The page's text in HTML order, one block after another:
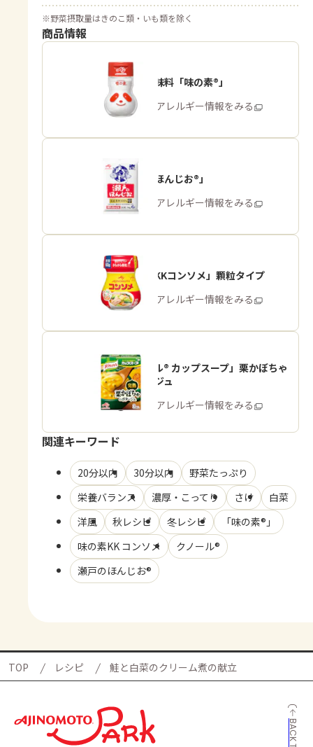
※野菜摂取量はきのこ類・いも類を除く
商品情報
うま味調味料「味の素®」
商品・アレルギー情報をみる
「瀬戸のほんじお®」
商品・アレルギー情報をみる
「味の素KKコンソメ」顆粒タイプ
商品・アレルギー情報をみる
「クノール® カップスープ」栗かぼちゃ
のポタージュ
商品・アレルギー情報をみる
関連キーワード
20分以内 30分以内
野菜たっぷり
栄養バランス
濃厚・こってり さけ
白菜
洋風
秋レシピ 冬レシピ
「味の素®」
味の素KK コンソメ
クノール®
瀬戸のほんじお®
TOP レシピ 鮭と白菜のクリーム煮の献立